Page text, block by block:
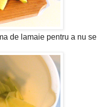
de lamaie pentru a nu se